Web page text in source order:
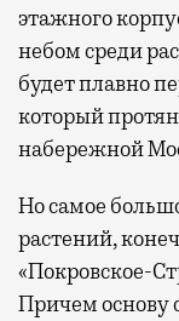
этажного
небом среди
будет плавно
который
набережной
Но самое
растений,
«Покровское-
Причем основу